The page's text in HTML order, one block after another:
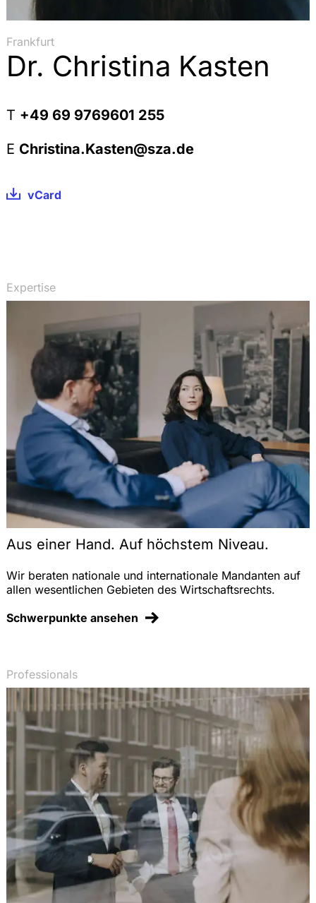
Frankfurt
Dr. Christina Kasten
T +49 69 9769601 255
E Christina.Kasten@sza.de
vCard
Expertise
Aus einer Hand. Auf höchstem Niveau.
Wir beraten nationale und internationale Mandanten auf
allen wesentlichen Gebieten des Wirtschaftsrechts.
Schwerpunkte ansehen
Professionals